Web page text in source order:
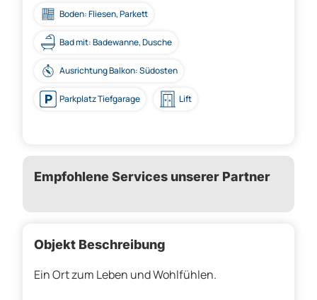
Boden: Fliesen, Parkett
Bad mit: Badewanne, Dusche
Ausrichtung Balkon: Südosten
Parkplatz Tiefgarage Lift
Empfohlene Services unserer Partner
Objekt Beschreibung
Ein Ort zum Leben und Wohlfühlen.